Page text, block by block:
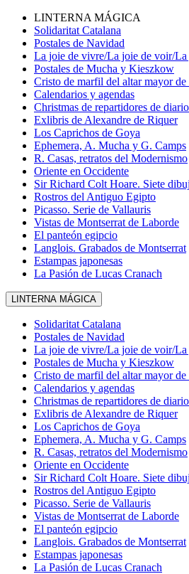
LINTERNA MÁGICA
Solidaritat Catalana
Postales de Navidad
La joie de vivre/La joie de voir/La
Postales de Mucha y Kieszkow
Cristo de marfil del altar mayor de
Calendarios y agendas
Christmas de repartidores de
Exlibris de Alexandre de Riquer
Los Caprichos de Goya
Ephemera, A. Mucha y G. Camps
R. Casas, retratos del Modernismo
Oriente en Occidente
Sir Richard Colt Hoare. Siete
Rostros del Antiguo Egipto
Picasso. Serie de Vallauris
Vistas de Montserrat de Laborde
El panteón egipcio
Langlois. Grabados de Montserrat
Estampas japonesas
La Pasión de Lucas Cranach
LINTERNA MÁGICA
Solidaritat Catalana
Postales de Navidad
La joie de vivre/La joie de voir/La
Postales de Mucha y Kieszkow
Cristo de marfil del altar mayor de
Calendarios y agendas
Christmas de repartidores de
Exlibris de Alexandre de Riquer
Los Caprichos de Goya
Ephemera, A. Mucha y G. Camps
R. Casas, retratos del Modernismo
Oriente en Occidente
Sir Richard Colt Hoare. Siete
Rostros del Antiguo Egipto
Picasso. Serie de Vallauris
Vistas de Montserrat de Laborde
El panteón egipcio
Langlois. Grabados de Montserrat
Estampas japonesas
La Pasión de Lucas Cranach